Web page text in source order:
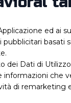
ed ai
basati
dei Dati di
informazioni che
di remarketing